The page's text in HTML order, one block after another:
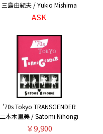
三島由紀夫 / Yukio Mishima
ASK
'70s Tokyo TRANSGENDER
二本木里美 / Satomi Nihongi
￥9,900